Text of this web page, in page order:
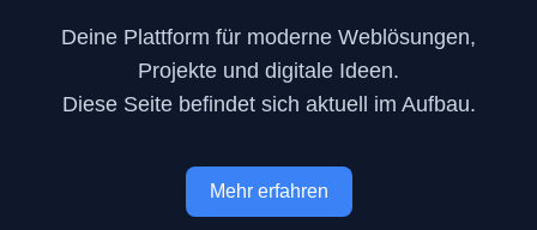
Deine Plattform für moderne Weblösungen,
Projekte und digitale Ideen.
Diese Seite befindet sich aktuell im Aufbau.
Mehr erfahren